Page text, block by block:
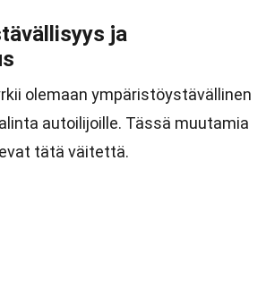
ja
olemaan ympäristöystävällinen
autoilijoille. Tässä muutamia
tätä väitettä.